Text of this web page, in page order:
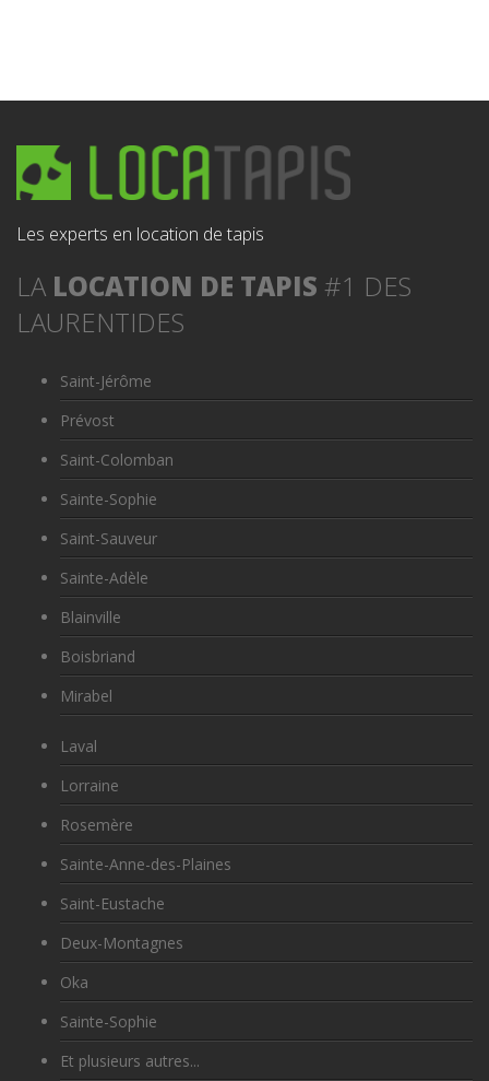
Les experts en location de tapis
LA LOCATION DE TAPIS #1 DES
LAURENTIDES
Saint-Jérôme
Prévost
Saint-Colomban
Sainte-Sophie
Saint-Sauveur
Sainte-Adèle
Blainville
Boisbriand
Mirabel
Laval
Lorraine
Rosemère
Sainte-Anne-des-Plaines
Saint-Eustache
Deux-Montagnes
Oka
Sainte-Sophie
Et plusieurs autres...